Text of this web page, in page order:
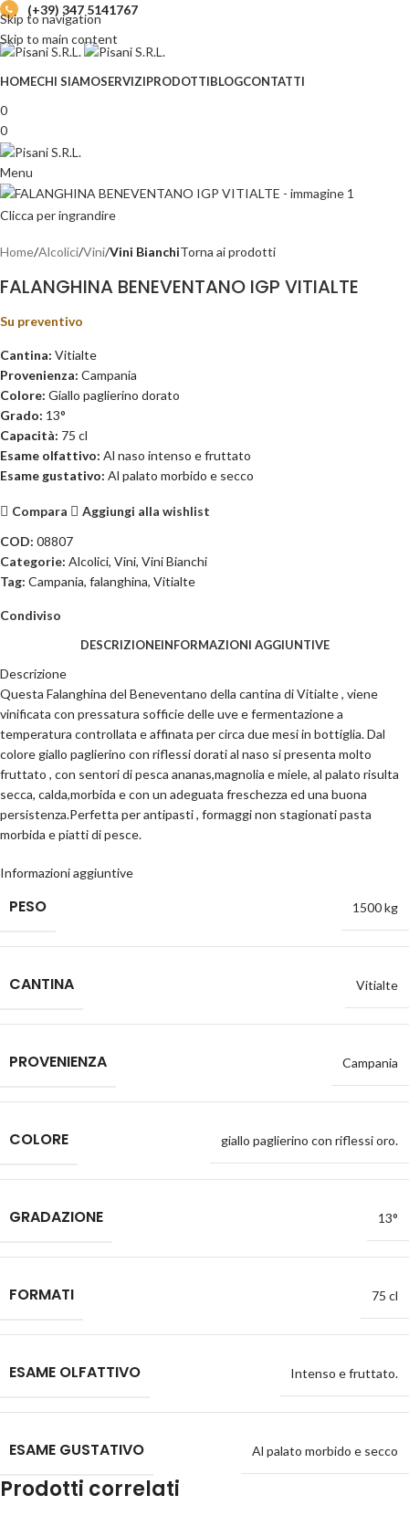
Skip to navigation
Skip to main content
(+39) 347 5141767
HOMECHI SIAMOSERVIZIPRODOTTIBLOGCONTATTI
0
0
Menu
Clicca per ingrandire
Home Alcolici Vini Vini BianchiTorna ai prodotti
FALANGHINA BENEVENTANO IGP VITIALTE
Su preventivo
Cantina: Vitialte
Provenienza: Campania
Colore: Giallo paglierino dorato
Grado: 13°
Capacità: 75 cl
Esame olfattivo: Al naso intenso e fruttato
Esame gustativo: Al palato morbido e secco
Compara
Aggiungi alla wishlist
COD: 08807
Categorie: Alcolici, Vini, Vini Bianchi
Tag: Campania, falanghina, Vitialte
Condiviso
DESCRIZIONEINFORMAZIONI AGGIUNTIVE
Descrizione
Questa Falanghina del Beneventano della cantina di Vitialte , viene
vinificata con pressatura sofficie delle uve e fermentazione a
temperatura controllata e affinata per circa due mesi in bottiglia. Dal
colore giallo paglierino con riflessi dorati al naso si presenta molto
fruttato , con sentori di pesca ananas,magnolia e miele, al palato risulta
secca, calda,morbida e con un adeguata freschezza ed una buona
persistenza.Perfetta per antipasti , formaggi non stagionati pasta
morbida e piatti di pesce.
Informazioni aggiuntive
PESO 1500 kg
CANTINA Vitialte
PROVENIENZA Campania
COLORE giallo paglierino con riflessi oro.
GRADAZIONE 13°
FORMATI 75 cl
ESAME OLFATTIVO Intenso e fruttato.
ESAME GUSTATIVO Al palato morbido e secco
Prodotti correlati